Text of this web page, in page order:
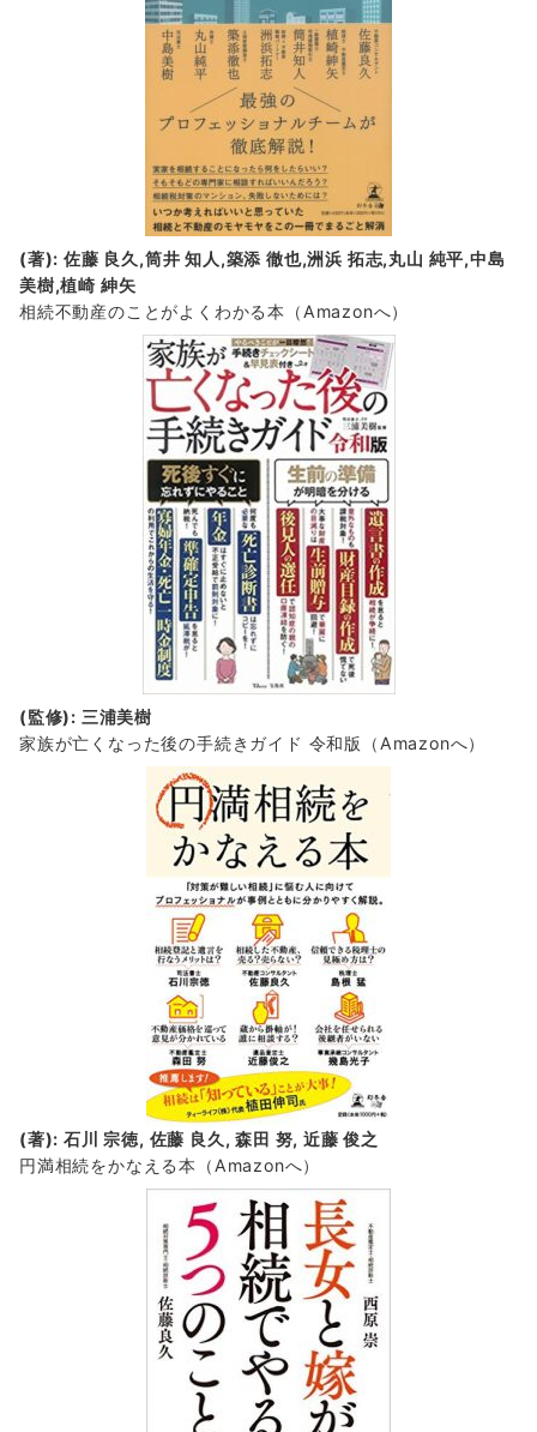
(著): 佐藤 良久,筒井 知人,築添 徹也,洲浜 拓志,丸山 純平,中島
美樹,植崎 紳矢
相続不動産のことがよくわかる本（Amazonへ）
(監修): 三浦美樹
家族が亡くなった後の手続きガイド 令和版（Amazonへ）
(著): 石川 宗徳, 佐藤 良久, 森田 努, 近藤 俊之
円満相続をかなえる本（Amazonへ）